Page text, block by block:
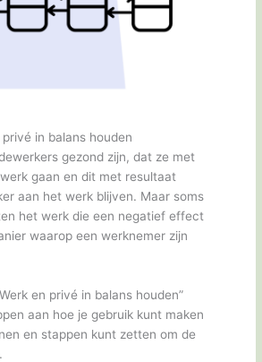
in balans houden
gezond zijn, dat ze met
gaan en dit met resultaat
aan het werk blijven. Maar soms
het werk die een negatief effect
waarop een werknemer zijn
en privé in balans houden”
aan hoe je gebruik kunt maken
en stappen kunt zetten om de